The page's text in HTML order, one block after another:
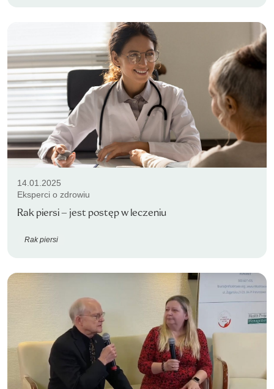
14.01.2025
Eksperci o zdrowiu
Rak piersi – jest postęp w leczeniu
Rak piersi